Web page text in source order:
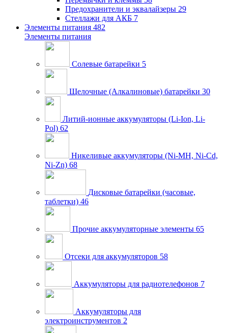
Предохранители и эквалайзеры 29
Стеллажи для АКБ 7
Элементы питания 482
Элементы питания
Солевые батарейки 5
Щелочные (Алкалиновые) батарейки 30
Литий-ионные аккумуляторы (Li-Ion, Li-
Pol) 62
Никеливые аккумуляторы (Ni-MH, Ni-Cd,
Ni-Zn) 68
Дисковые батарейки (часовые,
таблетки) 46
Прочие аккумуляторные элементы 65
Отсеки для аккумуляторов 58
Аккумуляторы для радиотелефонов 7
Аккумуляторы для
электроинструментов 2